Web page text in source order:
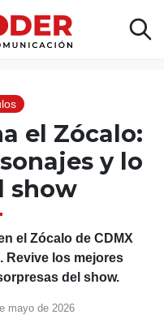
el Zócalo:
y lo
show
el Zócalo de CDMX
Revive los mejores
del show.
mayo de 2026